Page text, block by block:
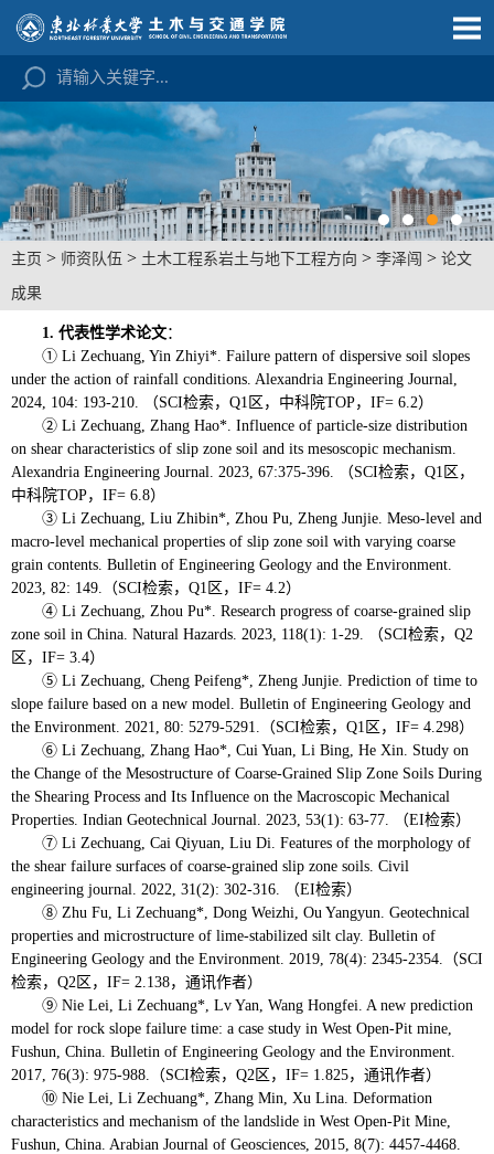
主页 > 师资队伍 > 土木工程系岩土与地下工程方向 > 李泽闯 > 论文
成果
1. 代表性学术论文：
① Li Zechuang, Yin Zhiyi*. Failure pattern of dispersive soil slopes
under the action of rainfall conditions. Alexandria Engineering Journal,
2024, 104: 193-210. （SCI检索，Q1区，中科院TOP，IF= 6.2）
② Li Zechuang, Zhang Hao*. Influence of particle-size distribution
on shear characteristics of slip zone soil and its mesoscopic mechanism.
Alexandria Engineering Journal. 2023, 67:375-396. （SCI检索，Q1区，
中科院TOP，IF= 6.8）
③ Li Zechuang, Liu Zhibin*, Zhou Pu, Zheng Junjie. Meso‑level and
macro‑level mechanical properties of slip zone soil with varying coarse
grain contents. Bulletin of Engineering Geology and the Environment.
2023, 82: 149.（SCI检索，Q1区，IF= 4.2）
④ Li Zechuang, Zhou Pu*. Research progress of coarse‑grained slip
zone soil in China. Natural Hazards. 2023, 118(1): 1-29. （SCI检索，Q2
区，IF= 3.4）
⑤ Li Zechuang, Cheng Peifeng*, Zheng Junjie. Prediction of time to
slope failure based on a new model. Bulletin of Engineering Geology and
the Environment. 2021, 80: 5279-5291.（SCI检索，Q1区，IF= 4.298）
⑥ Li Zechuang, Zhang Hao*, Cui Yuan, Li Bing, He Xin. Study on
the Change of the Mesostructure of Coarse-Grained Slip Zone Soils During
the Shearing Process and Its Influence on the Macroscopic Mechanical
Properties. Indian Geotechnical Journal. 2023, 53(1): 63-77. （EI检索）
⑦ Li Zechuang, Cai Qiyuan, Liu Di. Features of the morphology of
the shear failure surfaces of coarse-grained slip zone soils. Civil
engineering journal. 2022, 31(2): 302-316. （EI检索）
⑧ Zhu Fu, Li Zechuang*, Dong Weizhi, Ou Yangyun. Geotechnical
properties and microstructure of lime-stabilized silt clay. Bulletin of
Engineering Geology and the Environment. 2019, 78(4): 2345-2354.（SCI
检索，Q2区，IF= 2.138，通讯作者）
⑨ Nie Lei, Li Zechuang*, Lv Yan, Wang Hongfei. A new prediction
model for rock slope failure time: a case study in West Open-Pit mine,
Fushun, China. Bulletin of Engineering Geology and the Environment.
2017, 76(3): 975-988.（SCI检索，Q2区，IF= 1.825，通讯作者）
⑩ Nie Lei, Li Zechuang*, Zhang Min, Xu Lina. Deformation
characteristics and mechanism of the landslide in West Open-Pit Mine,
Fushun, China. Arabian Journal of Geosciences, 2015, 8(7): 4457-4468.